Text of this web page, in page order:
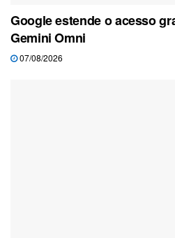
Google estende o acesso
Gemini Omni
07/08/2026